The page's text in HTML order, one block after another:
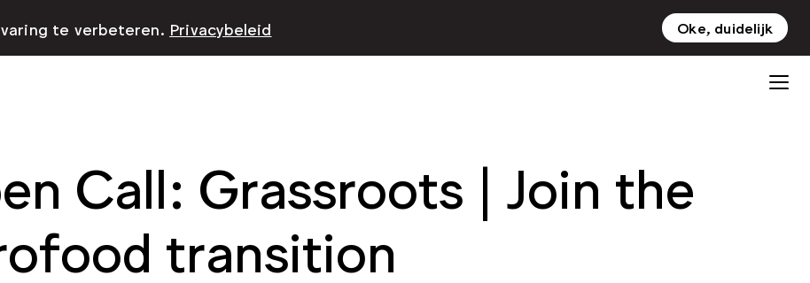
NL EN
Call: Grassroots | Join the
transition
te verbeteren. Privacybeleid Oke, duidelijk